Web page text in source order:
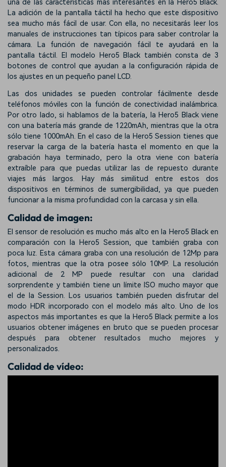
una de las características más interesantes en la Hero5 Black.
La adición de la pantalla táctil ha hecho que este dispositivo
sea mucho más fácil de usar. Con ella, no necesitarás leer los
manuales de instrucciones tan típicos para saber controlar la
cámara. La función de navegación fácil te ayudará en la
pantalla táctil. El modelo Hero5 Black también consta de 3
botones de control que ayudan a la configuración rápida de
los ajustes en un pequeño panel LCD.
Las dos unidades se pueden controlar fácilmente desde
teléfonos móviles con la función de conectividad inalámbrica.
Por otro lado, si hablamos de la batería, la Hero5 Black viene
con una batería más grande de 1220mAh, mientras que la otra
sólo tiene 1000mAh. En el caso de la Hero5 Session tienes que
reservar la carga de la batería hasta el momento en que la
grabación haya terminado, pero la otra viene con batería
extraíble para que puedas utilizar las de repuesto durante
viajes más largos. Hay más similitud entre estos dos
dispositivos en términos de sumergibilidad, ya que pueden
funcionar a la misma profundidad con la carcasa y sin ella.
Calidad de imagen:
El sensor de resolución es mucho más alto en la Hero5 Black en
comparación con la Hero5 Session, que también graba con
poca luz. Esta cámara graba con una resolución de 12Mp para
fotos, mientras que la otra posee sólo 10MP. La resolución
adicional de 2 MP puede resultar con una claridad
sorprendente y también tiene un límite ISO mucho mayor que
el de la Session. Los usuarios también pueden disfrutar del
modo HDR incorporado con el modelo más alto. Uno de los
aspectos más importantes es que la Hero5 Black permite a los
usuarios obtener imágenes en bruto que se pueden procesar
después para obtener resultados mucho mejores y
personalizados.
Calidad de vídeo: